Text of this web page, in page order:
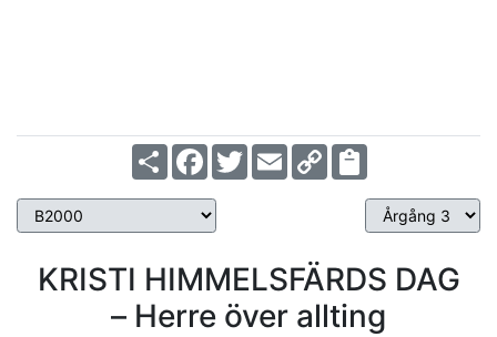
ShareFacebook
TwitterEmailCopy
Link
KRISTI HIMMELSFÄRDS DAG
– Herre över allting